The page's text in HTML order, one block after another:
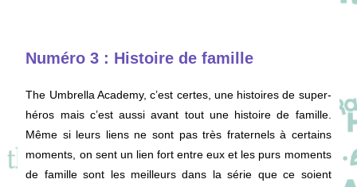
Numéro 3 : Histoire de famille
The Umbrella Academy, c’est certes, une histoires de super-
héros mais c’est aussi avant tout une histoire de famille.
Même si leurs liens ne sont pas très fraternels à certains
moments, on sent un lien fort entre eux et les purs moments
de famille sont les meilleurs dans la série que ce soient